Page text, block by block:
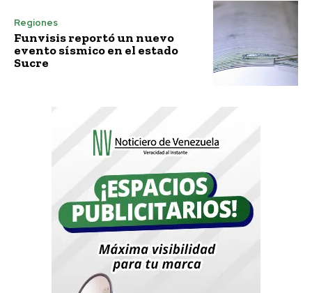
Regiones
Funvisis reportó un nuevo
evento sísmico en el estado
Sucre